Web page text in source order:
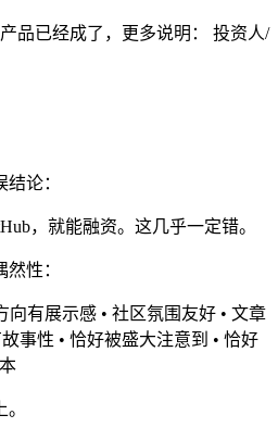
品已经成了，更多说明： 投资人/
论：
，就能融资。这几乎一定错。
性：
向有展示感 • 社区氛围友好 • 文章
事性 • 恰好被盛大注意到 • 恰好